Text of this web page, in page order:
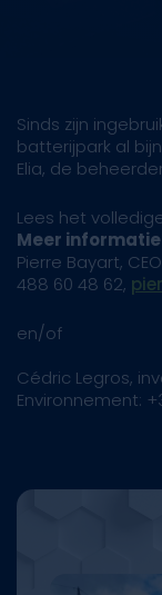
Sinds zijn
batterijpark al
Elia, de
Lees het
Meer
Pierre Bayart,
488 60 48 62,
en/of
Cédric Legros,
Environnement: